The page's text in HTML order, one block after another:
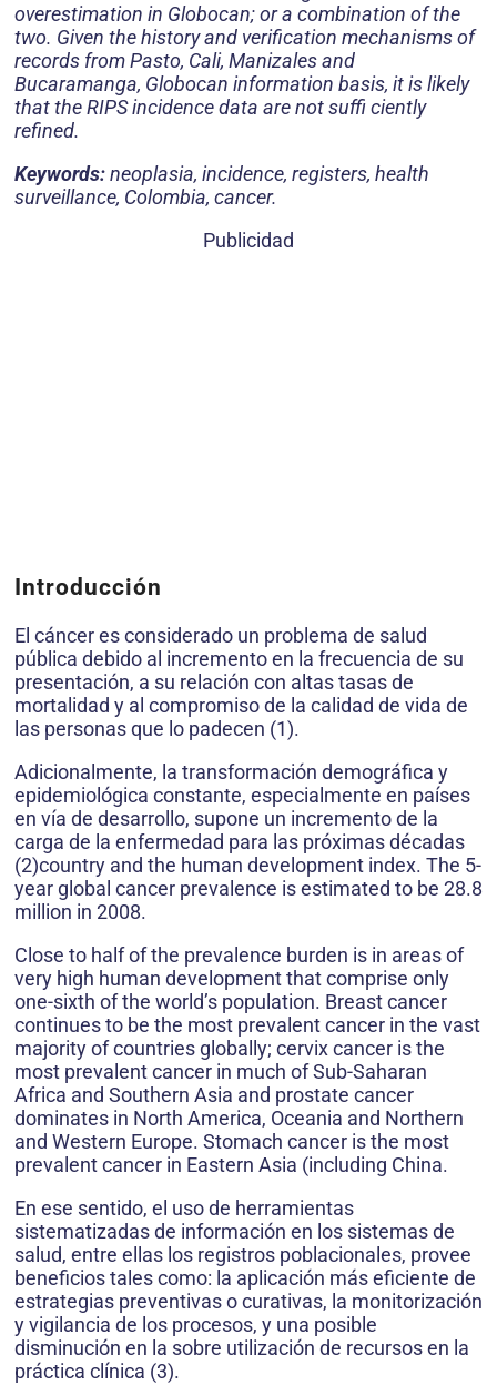
overestimation in Globocan; or a combination of the
two. Given the history and verification mechanisms of
records from Pasto, Cali, Manizales and
Bucaramanga, Globocan information basis, it is likely
that the RIPS incidence data are not suffi ciently
refined.
Keywords:neoplasia, incidence, registers, health
surveillance, Colombia, cancer.
Publicidad
Introducción
El cáncer es considerado un problema de salud
pública debido al incremento en la frecuencia de su
presentación, a su relación con altas tasas de
mortalidad y al compromiso de la calidad de vida de
las personas que lo padecen (1).
Adicionalmente, la transformación demográfica y
epidemiológica constante, especialmente en países
en vía de desarrollo, supone un incremento de la
carga de la enfermedad para las próximas décadas
(2)country and the human development index. The 5-
year global cancer prevalence is estimated to be 28.8
million in 2008.
Close to half of the prevalence burden is in areas of
very high human development that comprise only
one-sixth of the world’s population. Breast cancer
continues to be the most prevalent cancer in the vast
majority of countries globally; cervix cancer is the
most prevalent cancer in much of Sub-Saharan
Africa and Southern Asia and prostate cancer
dominates in North America, Oceania and Northern
and Western Europe. Stomach cancer is the most
prevalent cancer in Eastern Asia (including China.
En ese sentido, el uso de herramientas
sistematizadas de información en los sistemas de
salud, entre ellas los registros poblacionales, provee
beneficios tales como: la aplicación más eficiente de
estrategias preventivas o curativas, la monitorización
y vigilancia de los procesos, y una posible
disminución en la sobre utilización de recursos en la
práctica clínica (3).